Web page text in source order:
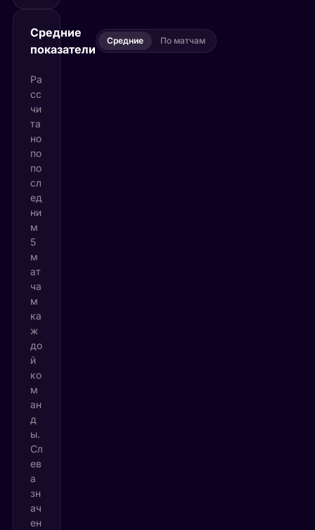
Средние
показатели
Средние По матчам
Ра
сс
чи
та
но
по
по
сл
ед
ни
м
5
м
ат
ча
м
ка
ж
до
й
ко
м
ан
д
ы.
Сл
ев
а
зн
ач
ен